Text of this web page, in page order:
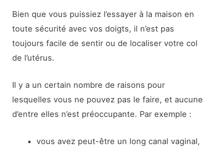
Bien que vous puissiez l’essayer à la maison en
toute sécurité avec vos doigts, il n’est pas
toujours facile de sentir ou de localiser votre col
de l’utérus.
Il y a un certain nombre de raisons pour
lesquelles vous ne pouvez pas le faire, et aucune
d’entre elles n’est préoccupante. Par exemple :
vous avez peut-être un long canal vaginal,